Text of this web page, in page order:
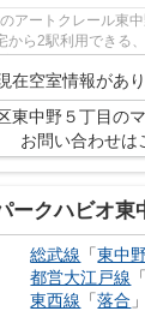
アートクレール東
から2駅利用できる
在空室情報があり
東中野５丁目の
お問い合わせは
ークハビオ東
総武線 「東中
都営大江戸線
東西線 「落合